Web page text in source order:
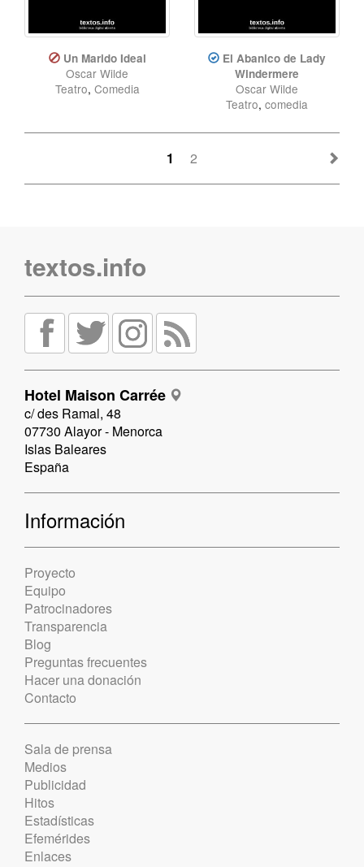
Un Marido Ideal
Oscar Wilde
Teatro, Comedia
El Abanico de Lady
Windermere
Oscar Wilde
Teatro, comedia
1 2
textos.info
Hotel Maison Carrée
c/ des Ramal, 48
07730 Alayor - Menorca
Islas Baleares
España
Información
Proyecto
Equipo
Patrocinadores
Transparencia
Blog
Preguntas frecuentes
Hacer una donación
Contacto
Sala de prensa
Medios
Publicidad
Hitos
Estadísticas
Efemérides
Enlaces